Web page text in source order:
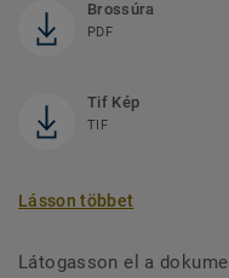
Brossúra
PDF
Tif Kép
TIF
Lásson többet
Látogasson el a